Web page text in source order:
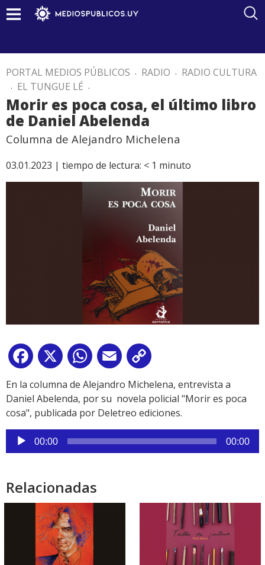
PORTAL MEDIOS PÚBLICOS . RADIO . RADIO CULTURA
. EL TUNGUE LÉ .
Morir es poca cosa, el último libro
de Daniel Abelenda
Columna de Alejandro Michelena
03.01.2023 | tiempo de lectura: < 1 minuto
Facebook
X WhatsApp
Email
Link
En la columna de Alejandro Michelena, entrevista a
Daniel Abelenda, por su novela policial "Morir es poca
cosa", publicada por Deletreo ediciones.
Reproductor
de
00:00 00:00
Relacionadas